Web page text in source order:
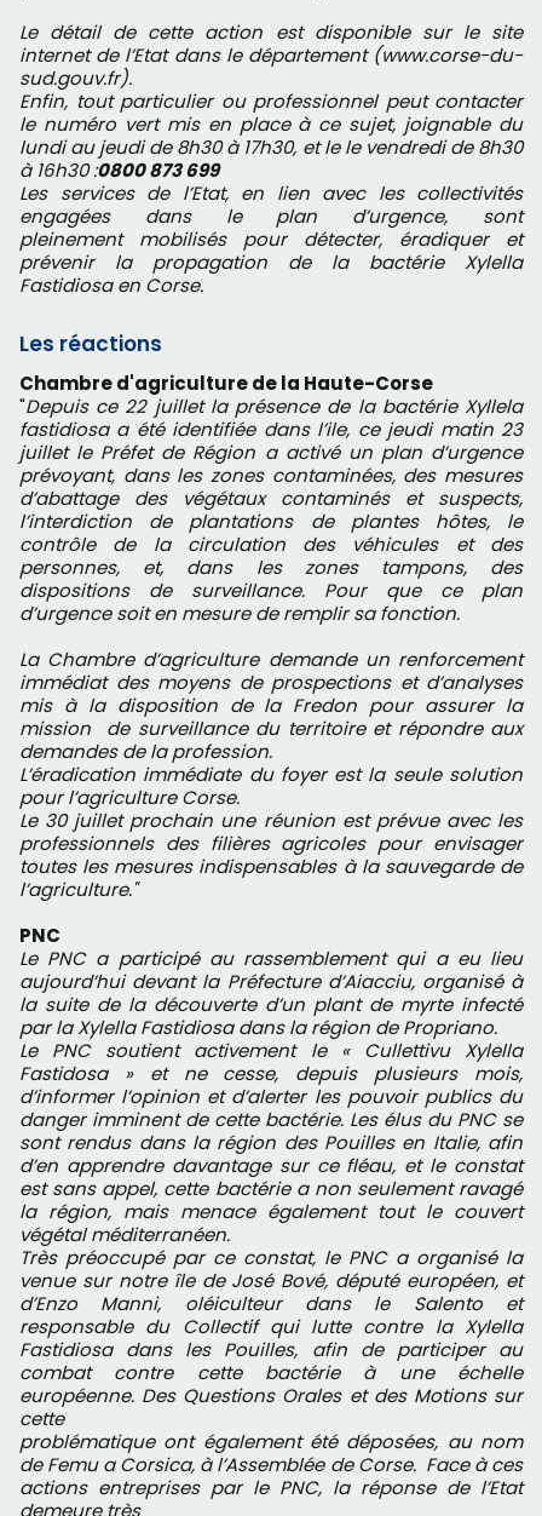
Le détail de cette action est disponible sur le site
internet de l’Etat dans le département (www.corse-du-
sud.gouv.fr).
Enfin, tout particulier ou professionnel peut contacter
le numéro vert mis en place à ce sujet, joignable du
lundi au jeudi de 8h30 à 17h30, et le le vendredi de 8h30
à 16h30 :0800 873 699
Les services de l’Etat, en lien avec les collectivités
engagées dans le plan d’urgence, sont
pleinement mobilisés pour détecter, éradiquer et
prévenir la propagation de la bactérie Xylella
Fastidiosa en Corse.
Les réactions
Chambre d'agriculture de la Haute-Corse
"Depuis ce 22 juillet la présence de la bactérie Xyllela
fastidiosa a été identifiée dans l’ile, ce jeudi matin 23
juillet le Préfet de Région a activé un plan d’urgence
prévoyant, dans les zones contaminées, des mesures
d’abattage des végétaux contaminés et suspects,
l’interdiction de plantations de plantes hôtes, le
contrôle de la circulation des véhicules et des
personnes, et, dans les zones tampons, des
dispositions de surveillance. Pour que ce plan
d’urgence soit en mesure de remplir sa fonction.
La Chambre d’agriculture demande un renforcement
immédiat des moyens de prospections et d’analyses
mis à la disposition de la Fredon pour assurer la
mission de surveillance du territoire et répondre aux
demandes de la profession.
L’éradication immédiate du foyer est la seule solution
pour l’agriculture Corse.
Le 30 juillet prochain une réunion est prévue avec les
professionnels des filières agricoles pour envisager
toutes les mesures indispensables à la sauvegarde de
l’agriculture."
PNC
Le PNC a participé au rassemblement qui a eu lieu
aujourd’hui devant la Préfecture d’Aiacciu, organisé à
la suite de la découverte d’un plant de myrte infecté
par la Xylella Fastidiosa dans la région de Propriano.
Le PNC soutient activement le « Cullettivu Xylella
Fastidosa » et ne cesse, depuis plusieurs mois,
d’informer l’opinion et d’alerter les pouvoir publics du
danger imminent de cette bactérie. Les élus du PNC se
sont rendus dans la région des Pouilles en Italie, afin
d’en apprendre davantage sur ce fléau, et le constat
est sans appel, cette bactérie a non seulement ravagé
la région, mais menace également tout le couvert
végétal méditerranéen.
Très préoccupé par ce constat, le PNC a organisé la
venue sur notre île de José Bové, député européen, et
d’Enzo Manni, oléiculteur dans le Salento et
responsable du Collectif qui lutte contre la Xylella
Fastidiosa dans les Pouilles, afin de participer au
combat contre cette bactérie à une échelle
européenne. Des Questions Orales et des Motions sur
cette
problématique ont également été déposées, au nom
de Femu a Corsica, à l’Assemblée de Corse. Face à ces
actions entreprises par le PNC, la réponse de l’Etat
demeure très